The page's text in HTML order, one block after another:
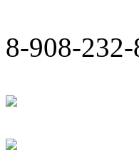
8-908-